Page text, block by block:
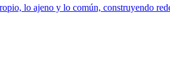
lo ajeno y lo común, construyendo